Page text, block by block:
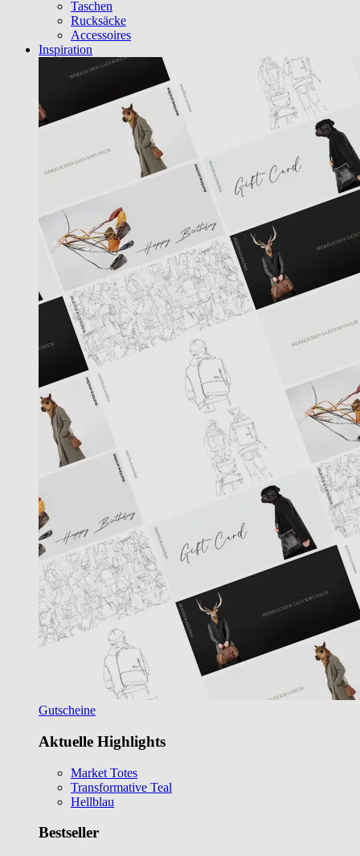
Taschen
Rucksäcke
Accessoires
Inspiration
Gutscheine
Aktuelle Highlights
Market Totes
Transformative Teal
Hellblau
Bestseller